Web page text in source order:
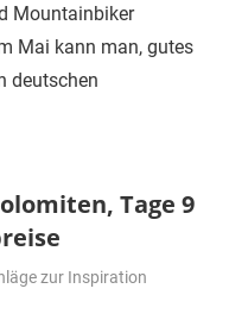
Mountainbiker
Mai kann man, gutes
deutschen
Tage 9
zur Inspiration